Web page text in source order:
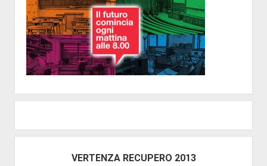
VERTENZA RECUPERO 2013